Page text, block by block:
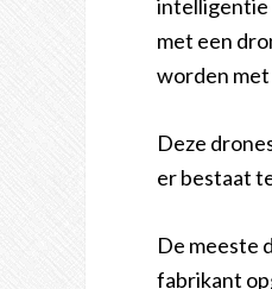
intelligentie
met een
worden
Deze
er bestaat
De meeste
fabrikant